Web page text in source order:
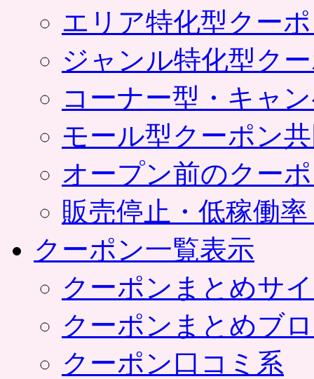
エリア特化型クー
ジャンル特化型ク
コーナー型・キャ
モール型クーポン
オープン前のクー
販売停止・低稼働
クーポン一覧表示
クーポンまとめサ
クーポンまとめブ
クーポン口コミ系